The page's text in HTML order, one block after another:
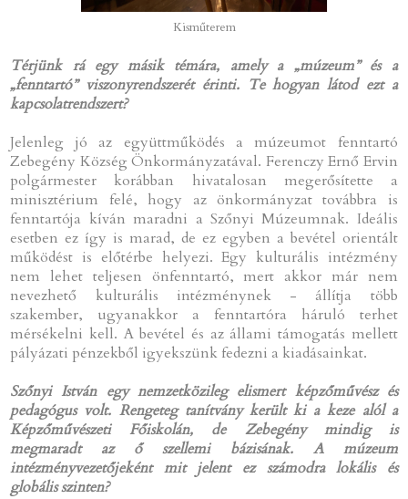
Kisműterem
Térjünk rá egy másik témára, amely a „múzeum” és a
„fenntartó” viszonyrendszerét érinti. Te hogyan látod ezt a
kapcsolatrendszert?
Jelenleg jó az együttműködés a múzeumot fenntartó
Zebegény Község Önkormányzatával. Ferenczy Ernő Ervin
polgármester korábban hivatalosan megerősítette a
minisztérium felé, hogy az önkormányzat továbbra is
fenntartója kíván maradni a Szőnyi Múzeumnak. Ideális
esetben ez így is marad, de ez egyben a bevétel orientált
működést is előtérbe helyezi. Egy kulturális intézmény
nem lehet teljesen önfenntartó, mert akkor már nem
nevezhető kulturális intézménynek - állítja több
szakember, ugyanakkor a fenntartóra háruló terhet
mérsékelni kell. A bevétel és az állami támogatás mellett
pályázati pénzekből igyekszünk fedezni a kiadásainkat.
Szőnyi István egy nemzetközileg elismert képzőművész és
pedagógus volt. Rengeteg tanítvány került ki a keze alól a
Képzőművészeti Főiskolán, de Zebegény mindig is
megmaradt az ő szellemi bázisának. A múzeum
intézményvezetőjeként mit jelent ez számodra lokális és
globális szinten?